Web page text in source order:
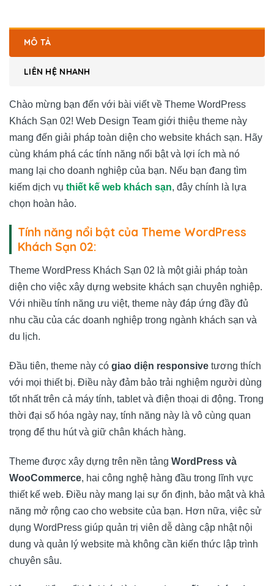
MÔ TẢ
LIÊN HỆ NHANH
Chào mừng bạn đến với bài viết về Theme WordPress
Khách Sạn 02! Web Design Team giới thiệu theme này
mang đến giải pháp toàn diện cho website khách sạn. Hãy
cùng khám phá các tính năng nổi bật và lợi ích mà nó
mang lại cho doanh nghiệp của bạn. Nếu bạn đang tìm
kiếm dịch vụ thiết kế web khách sạn, đây chính là lựa
chọn hoàn hảo.
Tính năng nổi bật của Theme WordPress
Khách Sạn 02:
Theme WordPress Khách Sạn 02 là một giải pháp toàn
diện cho việc xây dựng website khách sạn chuyên nghiệp.
Với nhiều tính năng ưu việt, theme này đáp ứng đầy đủ
nhu cầu của các doanh nghiệp trong ngành khách sạn và
du lịch.
Đầu tiên, theme này có giao diện responsive tương thích
với mọi thiết bị. Điều này đảm bảo trải nghiệm người dùng
tốt nhất trên cả máy tính, tablet và điện thoại di động. Trong
thời đại số hóa ngày nay, tính năng này là vô cùng quan
trọng để thu hút và giữ chân khách hàng.
Theme được xây dựng trên nền tảng WordPress và
WooCommerce, hai công nghệ hàng đầu trong lĩnh vực
thiết kế web. Điều này mang lại sự ổn định, bảo mật và khả
năng mở rộng cao cho website của bạn. Hơn nữa, việc sử
dụng WordPress giúp quản trị viên dễ dàng cập nhật nội
dung và quản lý website mà không cần kiến thức lập trình
chuyên sâu.